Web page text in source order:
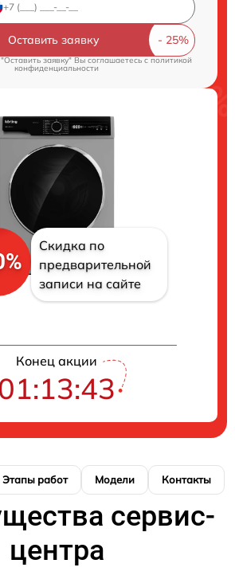
Оставить заявку
заявку" Вы соглашаетесь cполитикой
конфиденциальности
Скидка по
предварительной
записи на сайте
Конец акции
Этапы работ Модели Контакты
сервис-
центра